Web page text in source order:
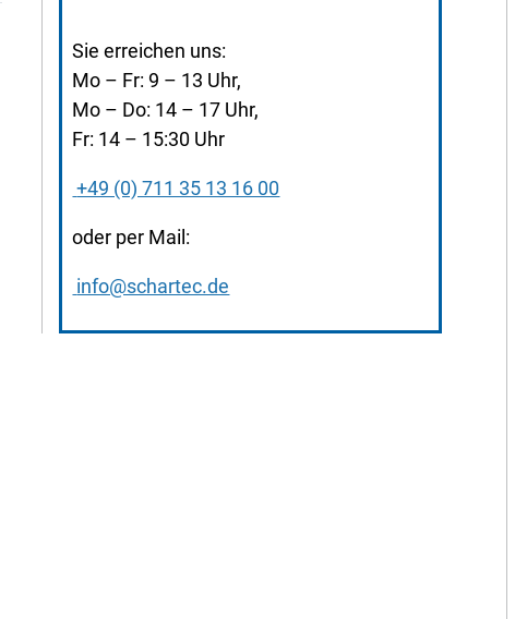
Sie erreichen uns:
Mo – Fr: 9 – 13 Uhr,
Mo – Do: 14 – 17 Uhr,
Fr: 14 – 15:30 Uhr
+49 (0) 711 35 13 16 00
oder per Mail:
info@schartec.de